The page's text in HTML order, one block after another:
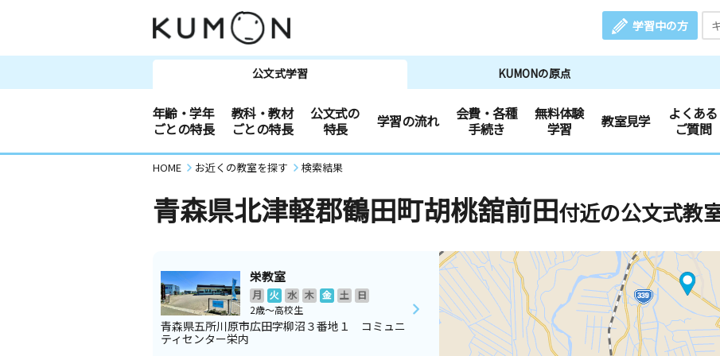
学習中の方
公文式学習 KUMONの原点
年齢・学年
ごとの特長
教科・教材
ごとの特長
公文式の
特長
学習の流れ
会費・各種
手続き
無料体験
学習
教室見学
よくある
ご質問
HOME お近くの教室を探す 検索結果
青森県北津軽郡鶴田町胡桃舘前田付近の公文式教
栄教室
月 火 水 木 金 土
日
2歳～高校生
青森県五所川原市広田字柳沼３番地１ コミュニ
ティセンター栄内